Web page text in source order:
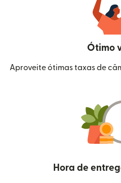
Ótimo
Aproveite ótimas taxas de
Hora de